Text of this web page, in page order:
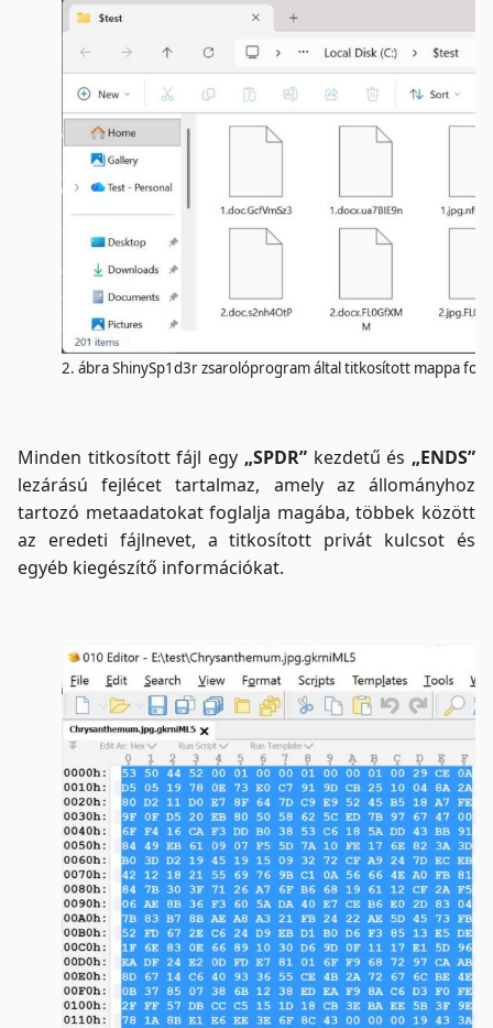
2. ábra ShinySp1d3r zsarolóprogram által titkosított mappa
Minden titkosított fájl egy „SPDR”kezdetű és „ENDS”
lezárású fejlécet tartalmaz, amely az állományhoz
tartozó metaadatokat foglalja magába, többek között
az eredeti fájlnevet, a titkosított privát kulcsot és
egyéb kiegészítő információkat.